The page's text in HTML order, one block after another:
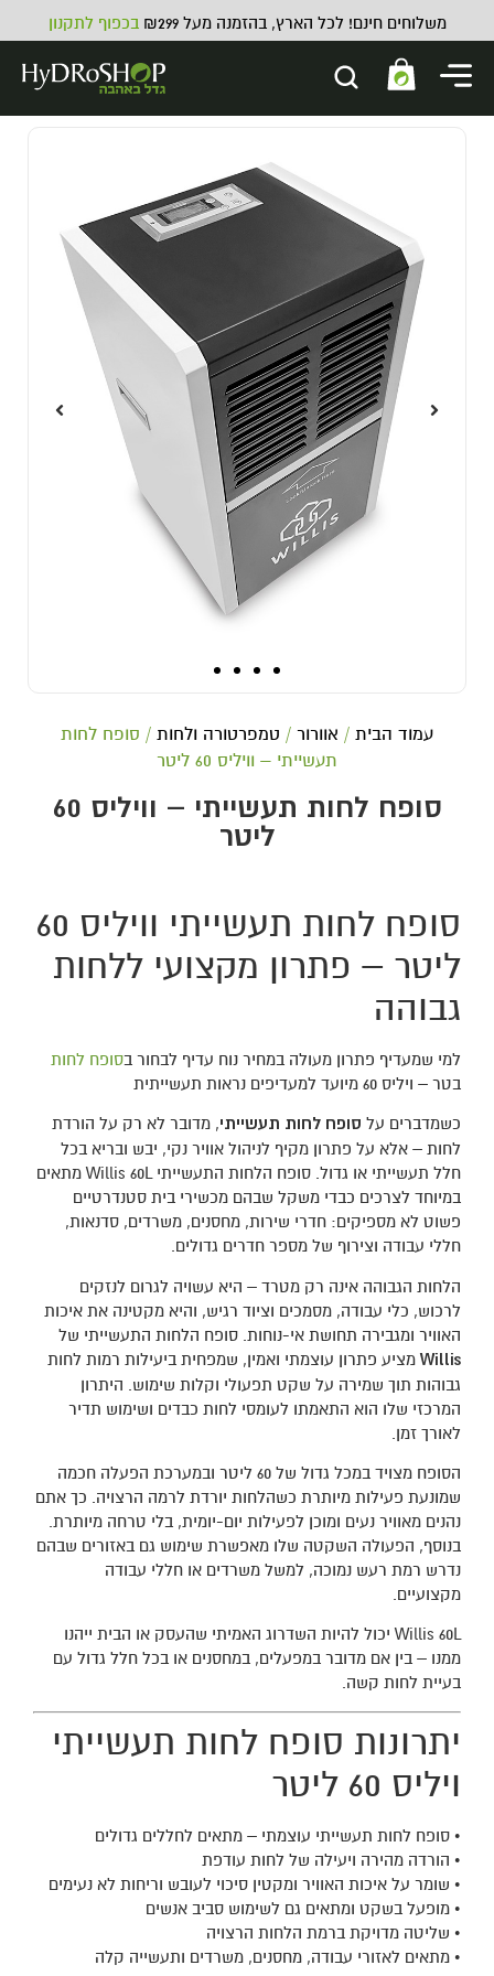
משלוחים חינם! לכל הארץ, בהזמנה מעל ₪299 בכפוף לתקנון
עמוד הבית / אוורור / טמפרטורה ולחות / סופח לחות
תעשייתי – וויליס 60 ליטר
סופח לחות תעשייתי – וויליס 60
ליטר
סופח לחות תעשייתי וויליס 60
ליטר – פתרון מקצועי ללחות
גבוהה
למי שמעדיף פתרון מעולה במחיר נוח עדיף לבחור בסופח לחות
בטר – ויליס 60 מיועד למעדיפים נראות תעשייתית
כשמדברים על סופח לחות תעשייתי, מדובר לא רק על הורדת
לחות – אלא על פתרון מקיף לניהול אוויר נקי, יבש ובריא בכל
חלל תעשייתי או גדול. סופח הלחות התעשייתי Willis 60L מתאים
במיוחד לצרכים כבדי משקל שבהם מכשירי בית סטנדרטיים
פשוט לא מספיקים: חדרי שירות, מחסנים, משרדים, סדנאות,
חללי עבודה וצירוף של מספר חדרים גדולים.
הלחות הגבוהה אינה רק מטרד – היא עשויה לגרום לנזקים
לרכוש, כלי עבודה, מסמכים וציוד רגיש, והיא מקטינה את איכות
האוויר ומגבירה תחושת אי-נוחות. סופח הלחות התעשייתי של
Willisמציע פתרון עוצמתי ואמין, שמפחית ביעילות רמות לחות
גבוהות תוך שמירה על שקט תפעולי וקלות שימוש. היתרון
המרכזי שלו הוא התאמתו לעומסי לחות כבדים ושימוש תדיר
לאורך זמן.
הסופח מצויד במכל גדול של 60 ליטר ובמערכת הפעלה חכמה
שמונעת פעילות מיותרת כשהלחות יורדת לרמה הרצויה. כך אתם
נהנים מאוויר נעים ומוכן לפעילות יום-יומית, בלי טרחה מיותרת.
בנוסף, הפעולה השקטה שלו מאפשרת שימוש גם באזורים שבהם
נדרש רמת רעש נמוכה, למשל משרדים או חללי עבודה
מקצועיים.
Willis 60L יכול להיות השדרוג האמיתי שהעסק או הבית ייהנו
ממנו – בין אם מדובר במפעלים, במחסנים או בכל חלל גדול עם
בעיית לחות קשה.
יתרונות סופח לחות תעשייתי
ויליס 60 ליטר
• סופח לחות תעשייתי עוצמתי – מתאים לחללים גדולים
• הורדה מהירה ויעילה של לחות עודפת
• שומר על איכות האוויר ומקטין סיכוי לעובש וריחות לא נעימים
• מופעל בשקט ומתאים גם לשימוש סביב אנשים
• שליטה מדויקת ברמת הלחות הרצויה
• מתאים לאזורי עבודה, מחסנים, משרדים ותעשייה קלה
מצע אדמה Enjoy - 50 ליטר
55.00